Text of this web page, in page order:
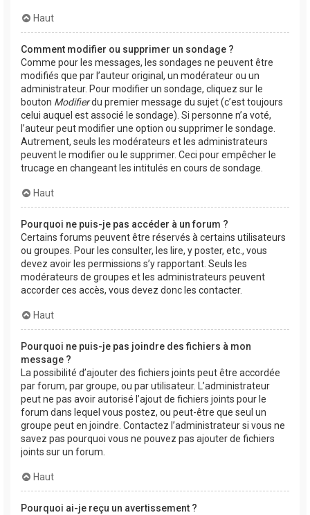
Haut
Comment modifier ou supprimer un sondage ?
Comme pour les messages, les sondages ne peuvent être
modifiés que par l’auteur original, un modérateur ou un
administrateur. Pour modifier un sondage, cliquez sur le
bouton Modifierdu premier message du sujet (c’est toujours
celui auquel est associé le sondage). Si personne n’a voté,
l’auteur peut modifier une option ou supprimer le sondage.
Autrement, seuls les modérateurs et les administrateurs
peuvent le modifier ou le supprimer. Ceci pour empêcher le
trucage en changeant les intitulés en cours de sondage.
Haut
Pourquoi ne puis-je pas accéder à un forum ?
Certains forums peuvent être réservés à certains utilisateurs
ou groupes. Pour les consulter, les lire, y poster, etc., vous
devez avoir les permissions s’y rapportant. Seuls les
modérateurs de groupes et les administrateurs peuvent
accorder ces accès, vous devez donc les contacter.
Haut
Pourquoi ne puis-je pas joindre des fichiers à mon
message ?
La possibilité d’ajouter des fichiers joints peut être accordée
par forum, par groupe, ou par utilisateur. L’administrateur
peut ne pas avoir autorisé l’ajout de fichiers joints pour le
forum dans lequel vous postez, ou peut-être que seul un
groupe peut en joindre. Contactez l’administrateur si vous ne
savez pas pourquoi vous ne pouvez pas ajouter de fichiers
joints sur un forum.
Haut
Pourquoi ai-je reçu un avertissement ?